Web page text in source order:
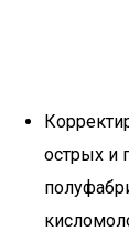
острых и